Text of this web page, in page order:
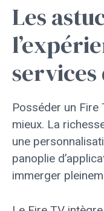
Les
Posséder un Fire
mieux. La
une
panoplie
immerger